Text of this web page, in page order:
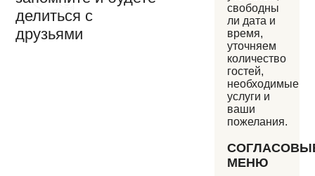
делиться с
друзьями
свободны
ли дата и
время,
уточняем
количество
гостей,
необходимые
услуги и
ваши
пожелания.
МЕНЮ